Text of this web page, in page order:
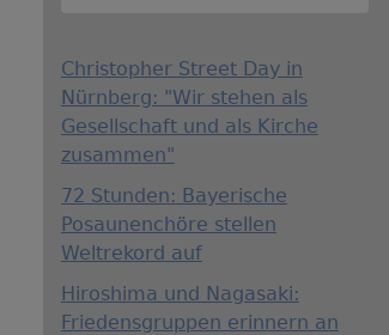
Christopher Street Day in
Nürnberg: "Wir stehen als
Gesellschaft und als Kirche
zusammen"
72 Stunden: Bayerische
Posaunenchöre stellen
Weltrekord auf
Hiroshima und Nagasaki:
Friedensgruppen erinnern an